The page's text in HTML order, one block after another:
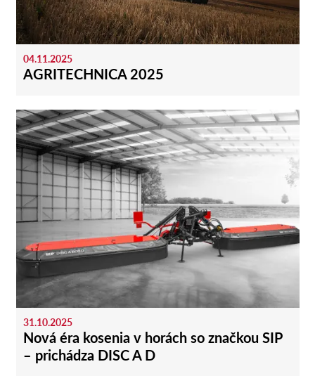
04.11.2025
AGRITECHNICA 2025
31.10.2025
Nová éra kosenia v horách so značkou SIP
– prichádza DISC A D